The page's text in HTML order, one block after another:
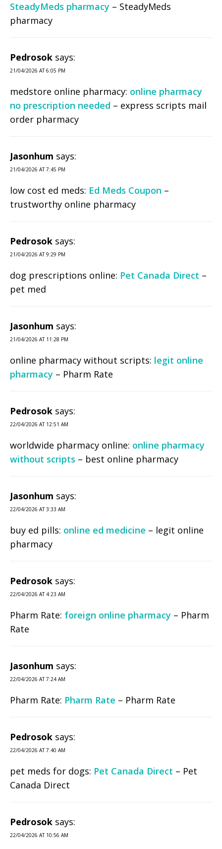
SteadyMeds pharmacy – SteadyMeds
pharmacy
Pedrosok says:
21/04/2026 AT 6:05 PM
medstore online pharmacy: online pharmacy
no prescription needed – express scripts mail
order pharmacy
Jasonhum says:
21/04/2026 AT 7:45 PM
low cost ed meds: Ed Meds Coupon –
trustworthy online pharmacy
Pedrosok says:
21/04/2026 AT 9:29 PM
dog prescriptions online: Pet Canada Direct –
pet med
Jasonhum says:
21/04/2026 AT 11:28 PM
online pharmacy without scripts: legit online
pharmacy – Pharm Rate
Pedrosok says:
22/04/2026 AT 12:51 AM
worldwide pharmacy online: online pharmacy
without scripts – best online pharmacy
Jasonhum says:
22/04/2026 AT 3:33 AM
buy ed pills: online ed medicine – legit online
pharmacy
Pedrosok says:
22/04/2026 AT 4:23 AM
Pharm Rate: foreign online pharmacy – Pharm
Rate
Jasonhum says:
22/04/2026 AT 7:24 AM
Pharm Rate: Pharm Rate – Pharm Rate
Pedrosok says:
22/04/2026 AT 7:40 AM
pet meds for dogs: Pet Canada Direct – Pet
Canada Direct
Pedrosok says:
22/04/2026 AT 10:56 AM